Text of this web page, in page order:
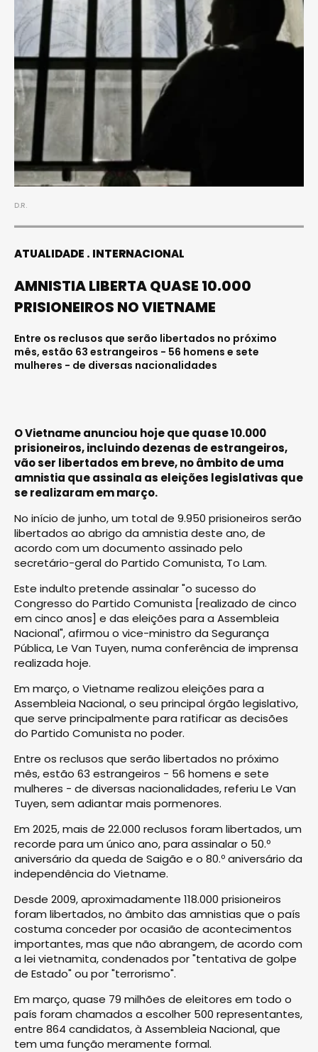
D.R.
ATUALIDADE INTERNACIONAL
AMNISTIA LIBERTA QUASE 10.000
PRISIONEIROS NO VIETNAME
Entre os reclusos que serão libertados no próximo
mês, estão 63 estrangeiros - 56 homens e sete
mulheres - de diversas nacionalidades
O Vietname anunciou hoje que quase 10.000
prisioneiros, incluindo dezenas de estrangeiros,
vão ser libertados em breve, no âmbito de uma
amnistia que assinala as eleições legislativas que
se realizaram em março.
No início de junho, um total de 9.950 prisioneiros serão
libertados ao abrigo da amnistia deste ano, de
acordo com um documento assinado pelo
secretário-geral do Partido Comunista, To Lam.
Este indulto pretende assinalar "o sucesso do
Congresso do Partido Comunista [realizado de cinco
em cinco anos] e das eleições para a Assembleia
Nacional", afirmou o vice-ministro da Segurança
Pública, Le Van Tuyen, numa conferência de imprensa
realizada hoje.
Em março, o Vietname realizou eleições para a
Assembleia Nacional, o seu principal órgão legislativo,
que serve principalmente para ratificar as decisões
do Partido Comunista no poder.
Entre os reclusos que serão libertados no próximo
mês, estão 63 estrangeiros - 56 homens e sete
mulheres - de diversas nacionalidades, referiu Le Van
Tuyen, sem adiantar mais pormenores.
Em 2025, mais de 22.000 reclusos foram libertados, um
recorde para um único ano, para assinalar o 50.º
aniversário da queda de Saigão e o 80.º aniversário da
independência do Vietname.
Desde 2009, aproximadamente 118.000 prisioneiros
foram libertados, no âmbito das amnistias que o país
costuma conceder por ocasião de acontecimentos
importantes, mas que não abrangem, de acordo com
a lei vietnamita, condenados por "tentativa de golpe
de Estado" ou por "terrorismo".
Em março, quase 79 milhões de eleitores em todo o
país foram chamados a escolher 500 representantes,
entre 864 candidatos, à Assembleia Nacional, que
tem uma função meramente formal.